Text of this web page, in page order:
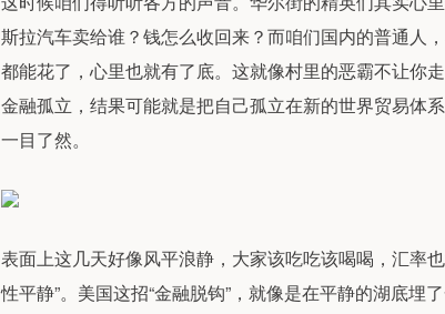
斯拉汽车卖给谁？钱怎么收回来？而咱们国内的普通人
都能花了，心里也就有了底。这就像村里的恶霸不让你
金融孤立，结果可能就是把自己孤立在新的世界贸易体
一目了然。
表面上这几天好像风平浪静，大家该吃吃该喝喝，汇率
性平静”。美国这招“金融脱钩”，就像是在平静的湖底埋